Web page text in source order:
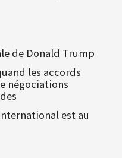
de Donald Trump
les accords
négociations
est au